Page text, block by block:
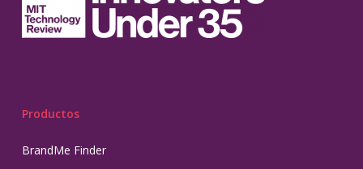
Productos
BrandMe Finder